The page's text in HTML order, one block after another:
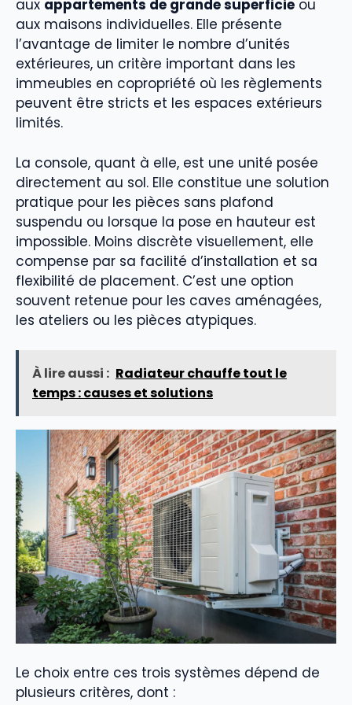
aux appartements de grande superficie ou
aux maisons individuelles. Elle présente
l’avantage de limiter le nombre d’unités
extérieures, un critère important dans les
immeubles en copropriété où les règlements
peuvent être stricts et les espaces extérieurs
limités.
La console, quant à elle, est une unité posée
directement au sol. Elle constitue une solution
pratique pour les pièces sans plafond
suspendu ou lorsque la pose en hauteur est
impossible. Moins discrète visuellement, elle
compense par sa facilité d’installation et sa
flexibilité de placement. C’est une option
souvent retenue pour les caves aménagées,
les ateliers ou les pièces atypiques.
À lire aussi : Radiateur chauffe tout le
temps : causes et solutions
Le choix entre ces trois systèmes dépend de
plusieurs critères, dont :